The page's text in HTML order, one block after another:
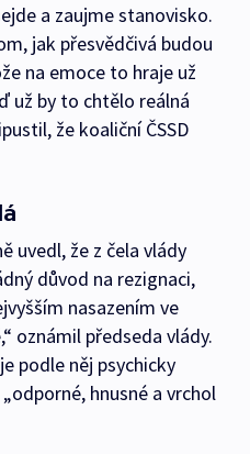
a zaujme stanovisko.
jak přesvědčivá budou
na emoce to hraje už
už by to chtělo reálná
že koaliční ČSSD
uvedl, že z čela vlády
důvod na rezignaci,
nasazením ve
oznámil předseda vlády.
podle něj psychicky
hnusné a vrchol